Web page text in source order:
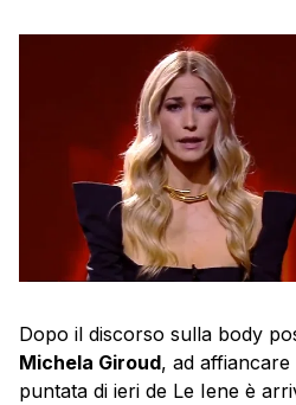
Dopo il discorso sulla body
Michela Giroud, ad affiancare
puntata di ieri de Le Iene è